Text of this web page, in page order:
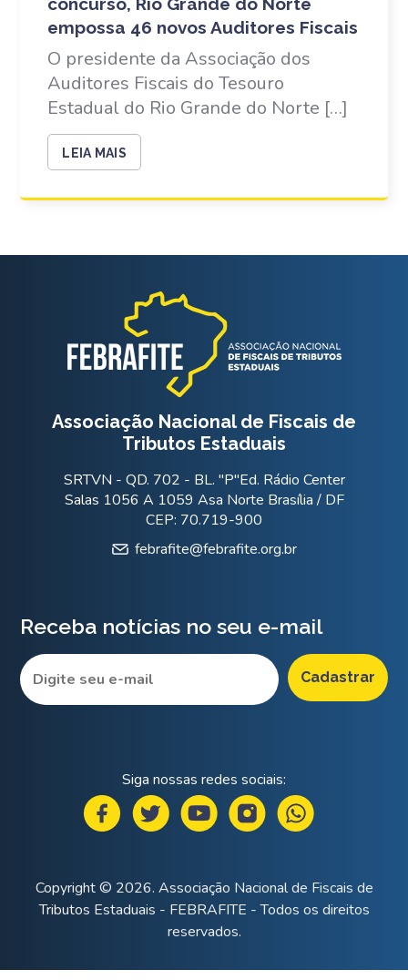
empossa 46 novos Auditores Fiscais
O presidente da Associação dos
Auditores Fiscais do Tesouro
Estadual do Rio Grande do Norte […]
LEIA MAIS
Associação Nacional de Fiscais de
Tributos Estaduais
SRTVN - QD. 702 - BL. "P"Ed. Rádio Center
Salas 1056 A 1059 Asa Norte Brasília / DF
CEP: 70.719-900
febrafite@febrafite.org.br
Receba notícias no seu e-mail
Siga nossas redes sociais:
Copyright © 2026. Associação Nacional de Fiscais de
Tributos Estaduais - FEBRAFITE - Todos os direitos
reservados.